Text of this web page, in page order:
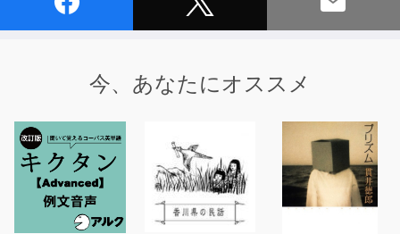
出版社：小学館
(C)TATSUYA KURASHIKI 2022 (P)小学館 2024
今、あなたにオススメ